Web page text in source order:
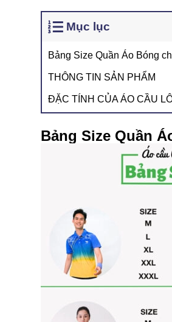
Mục lục
Bảng Size Quần Áo Bóng
THÔNG TIN SẢN PHẨM
ĐẶC TÍNH CỦA ÁO CẦU
Bảng Size Quần